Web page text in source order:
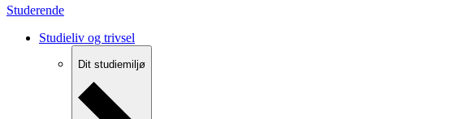
Studerende
Studieliv og trivsel
Dit studiemiljø